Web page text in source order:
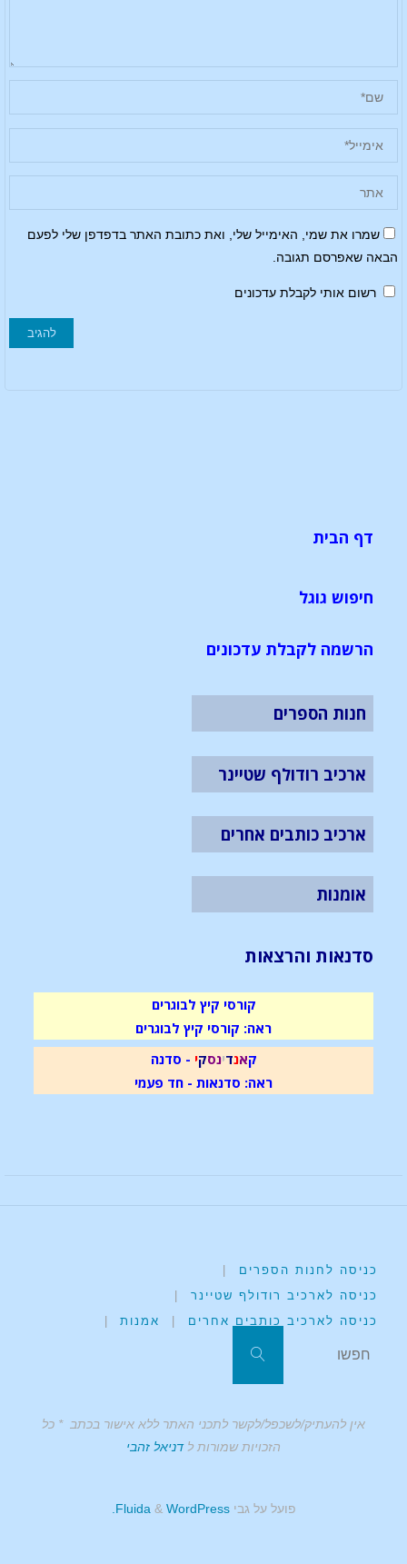
שמרו את שמי, האימייל שלי, ואת כתובת האתר בדפדפן שלי לפעם
הבאה שאפרסם תגובה.
רשום אותי לקבלת עדכונים
דף הבית
חיפוש גוגל
הרשמה לקבלת עדכונים
חנות הספרים
ארכיב רודולף שטיינר
ארכיב כותבים אחרים
אומנות
סדנאות והרצאות
קורסי קיץ לבוגרים
ראה: קורסי קיץ לבוגרים
קאנדינסקי - סדנה
ראה: סדנאות - חד פעמי
כניסה לחנות הספרים
כניסה לארכיב רודולף שטיינר
כניסה לארכיב כותבים אחרים
אמנות
אין להעתיק/לשכפל/לקשר לתכני האתר ללא אישור בכתב * כל
הזכויות שמורות לדניאל זהבי
פועל על גבי Fluida
& WordPress.